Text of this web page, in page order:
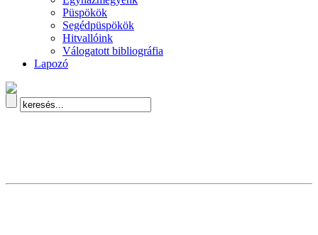
Püspökök
Segédpüspökök
Hitvallóink
Válogatott bibliográfia
Lapozó